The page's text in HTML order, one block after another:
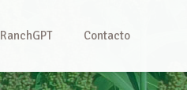
RanchGPT Contacto